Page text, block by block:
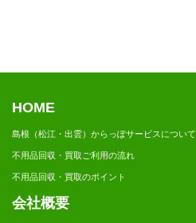
HOME
島根（松江・出雲）からっぽサービスについて
不用品回収・買取ご利用の流れ
不用品回収・買取のポイント
会社概要